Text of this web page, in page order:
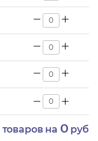
товаров на 0руб